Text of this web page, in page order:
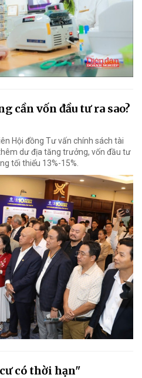
cần vốn đầu tư ra sao?
Hội đồng Tư vấn chính sách tài
dư địa tăng trưởng, vốn đầu tư
tối thiểu 13%-15%.
có thời hạn"